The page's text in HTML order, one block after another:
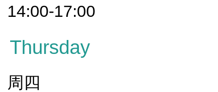
14:00-17:00
Thursday
周四